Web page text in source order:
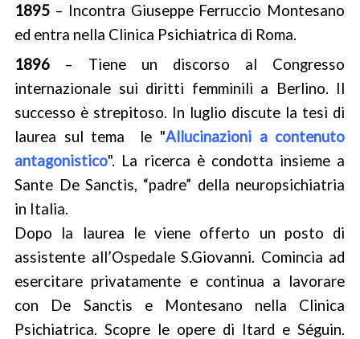
1895 – Incontra Giuseppe Ferruccio Montesano
ed entra nella Clinica Psichiatrica di Roma.
1896 – Tiene un discorso al Congresso
internazionale sui diritti femminili a Berlino. Il
successo è strepitoso. In luglio discute la tesi di
laurea sul tema le "Allucinazioni a contenuto
antagonistico". La ricerca è condotta insieme a
Sante De Sanctis, “padre” della neuropsichiatria
in Italia.
Dopo la laurea le viene offerto un posto di
assistente all’Ospedale S.Giovanni. Comincia ad
esercitare privatamente e continua a lavorare
con De Sanctis e Montesano nella Clinica
Psichiatrica. Scopre le opere di Itard e Séguin.